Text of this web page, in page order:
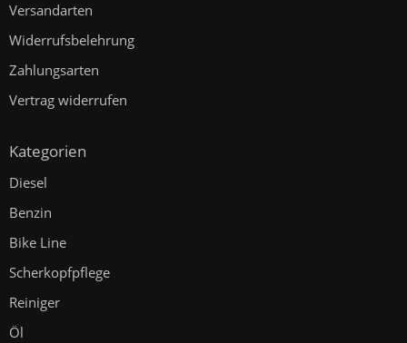
Versandarten
Widerrufsbelehrung
Zahlungsarten
Vertrag widerrufen
Kategorien
Diesel
Benzin
Bike Line
Scherkopfpflege
Reiniger
Öl